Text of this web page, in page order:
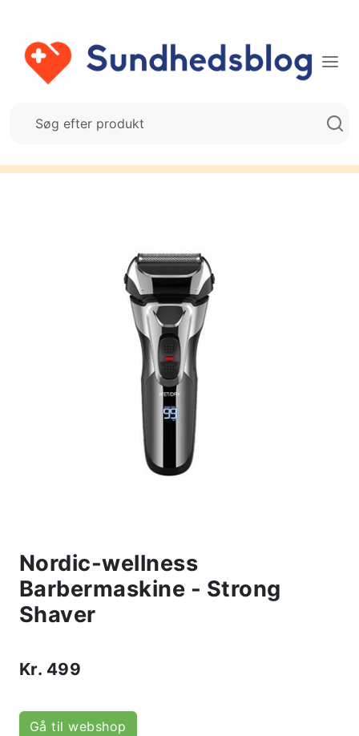
Nordic-wellness
Barbermaskine - Strong
Shaver
Kr. 499
Gå til webshop